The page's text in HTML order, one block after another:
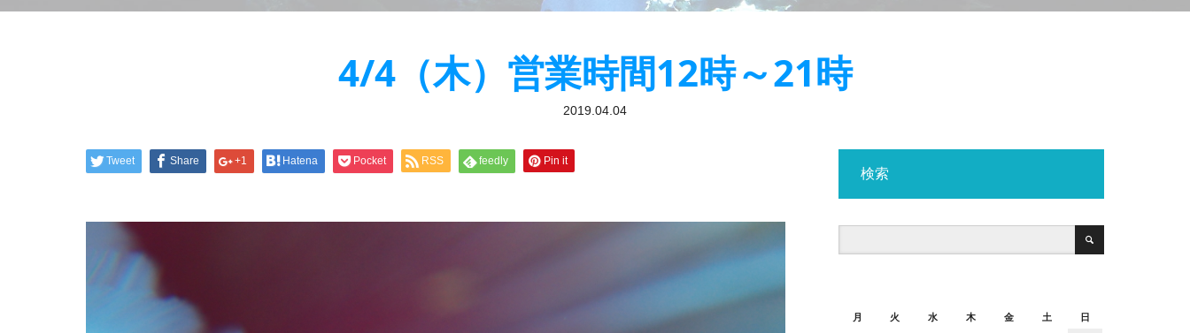
4/4（木）営業時間12時～21時
2019.04.04
Tweet Share +1 Hatena Pocket RSS feedly Pin it
検索
月
火 水 木 金 土 日